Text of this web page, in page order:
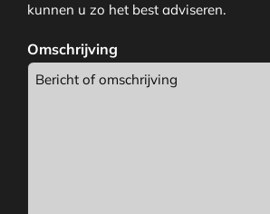
kunnen u zo het best adviseren.
Omschrijving